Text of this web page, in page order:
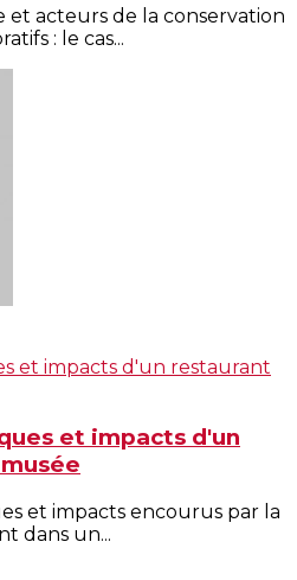
acteurs de la conservation
: le cas...
et impacts d'un
et impacts encourus par la
dans un...